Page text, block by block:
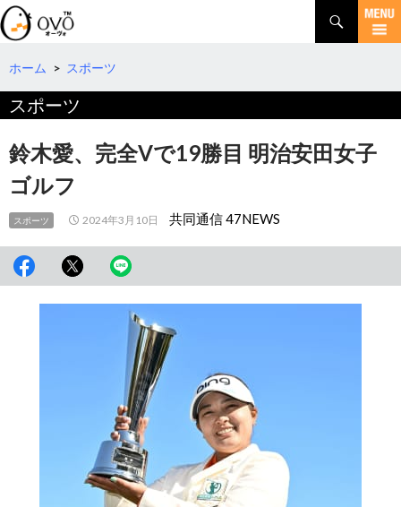
検
索
コ
テ
へ
動
ホーム > スポーツ
スポーツ
鈴木愛、完全Vで19勝目 明治安田女子
ゴルフ
スポーツ 2024年3月10日 共同通信 47NEWS